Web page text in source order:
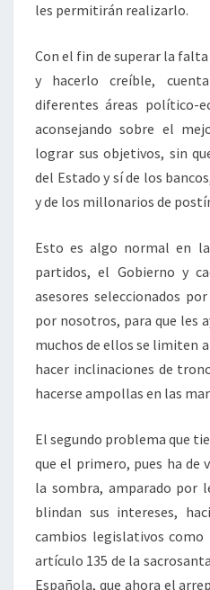
les permitirán realizarlo.
Con el fin de superar la
y hacerlo creíble,
diferentes áreas político-
aconsejando sobre el
lograr sus objetivos, sin
del Estado y sí de los
y de los millonarios de
Esto es algo normal en
partidos, el Gobierno y
asesores seleccionados
por nosotros, para que les
muchos de ellos se limiten
hacer inclinaciones de
hacerse ampollas en las
El segundo problema que
que el primero, pues ha de
la sombra, amparado por
blindan sus intereses,
cambios legislativos
artículo 135 de la
Española, que ahora el